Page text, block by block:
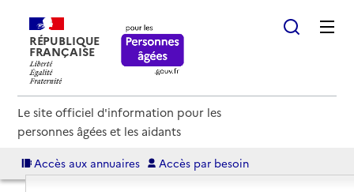
RÉPUBLIQUE
FRANÇAISE
Le site officiel d'information pour les
personnes âgées et les aidants
Accès aux annuaires Accès par besoin